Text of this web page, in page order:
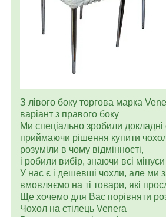
З лівого боку торгова марка
варіант з правого боку
Ми спеціально зробили
приймаючи рішення купити
розуміли в чому відмінності,
і робили вибір, знаючи всі
У нас є і дешевші чохли, але ми
вмовляємо на ті товари, які
Ще хочемо для Вас порівняти
Чохол на стілець Venera